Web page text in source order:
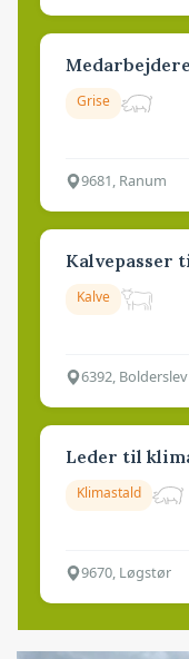
Grise
9681, Ranum
Kalvepasser
Kalve
6392, Bolderslev
Leder til
Klimastald
9670, Løgstør